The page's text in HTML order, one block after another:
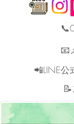
📧
📲LINE